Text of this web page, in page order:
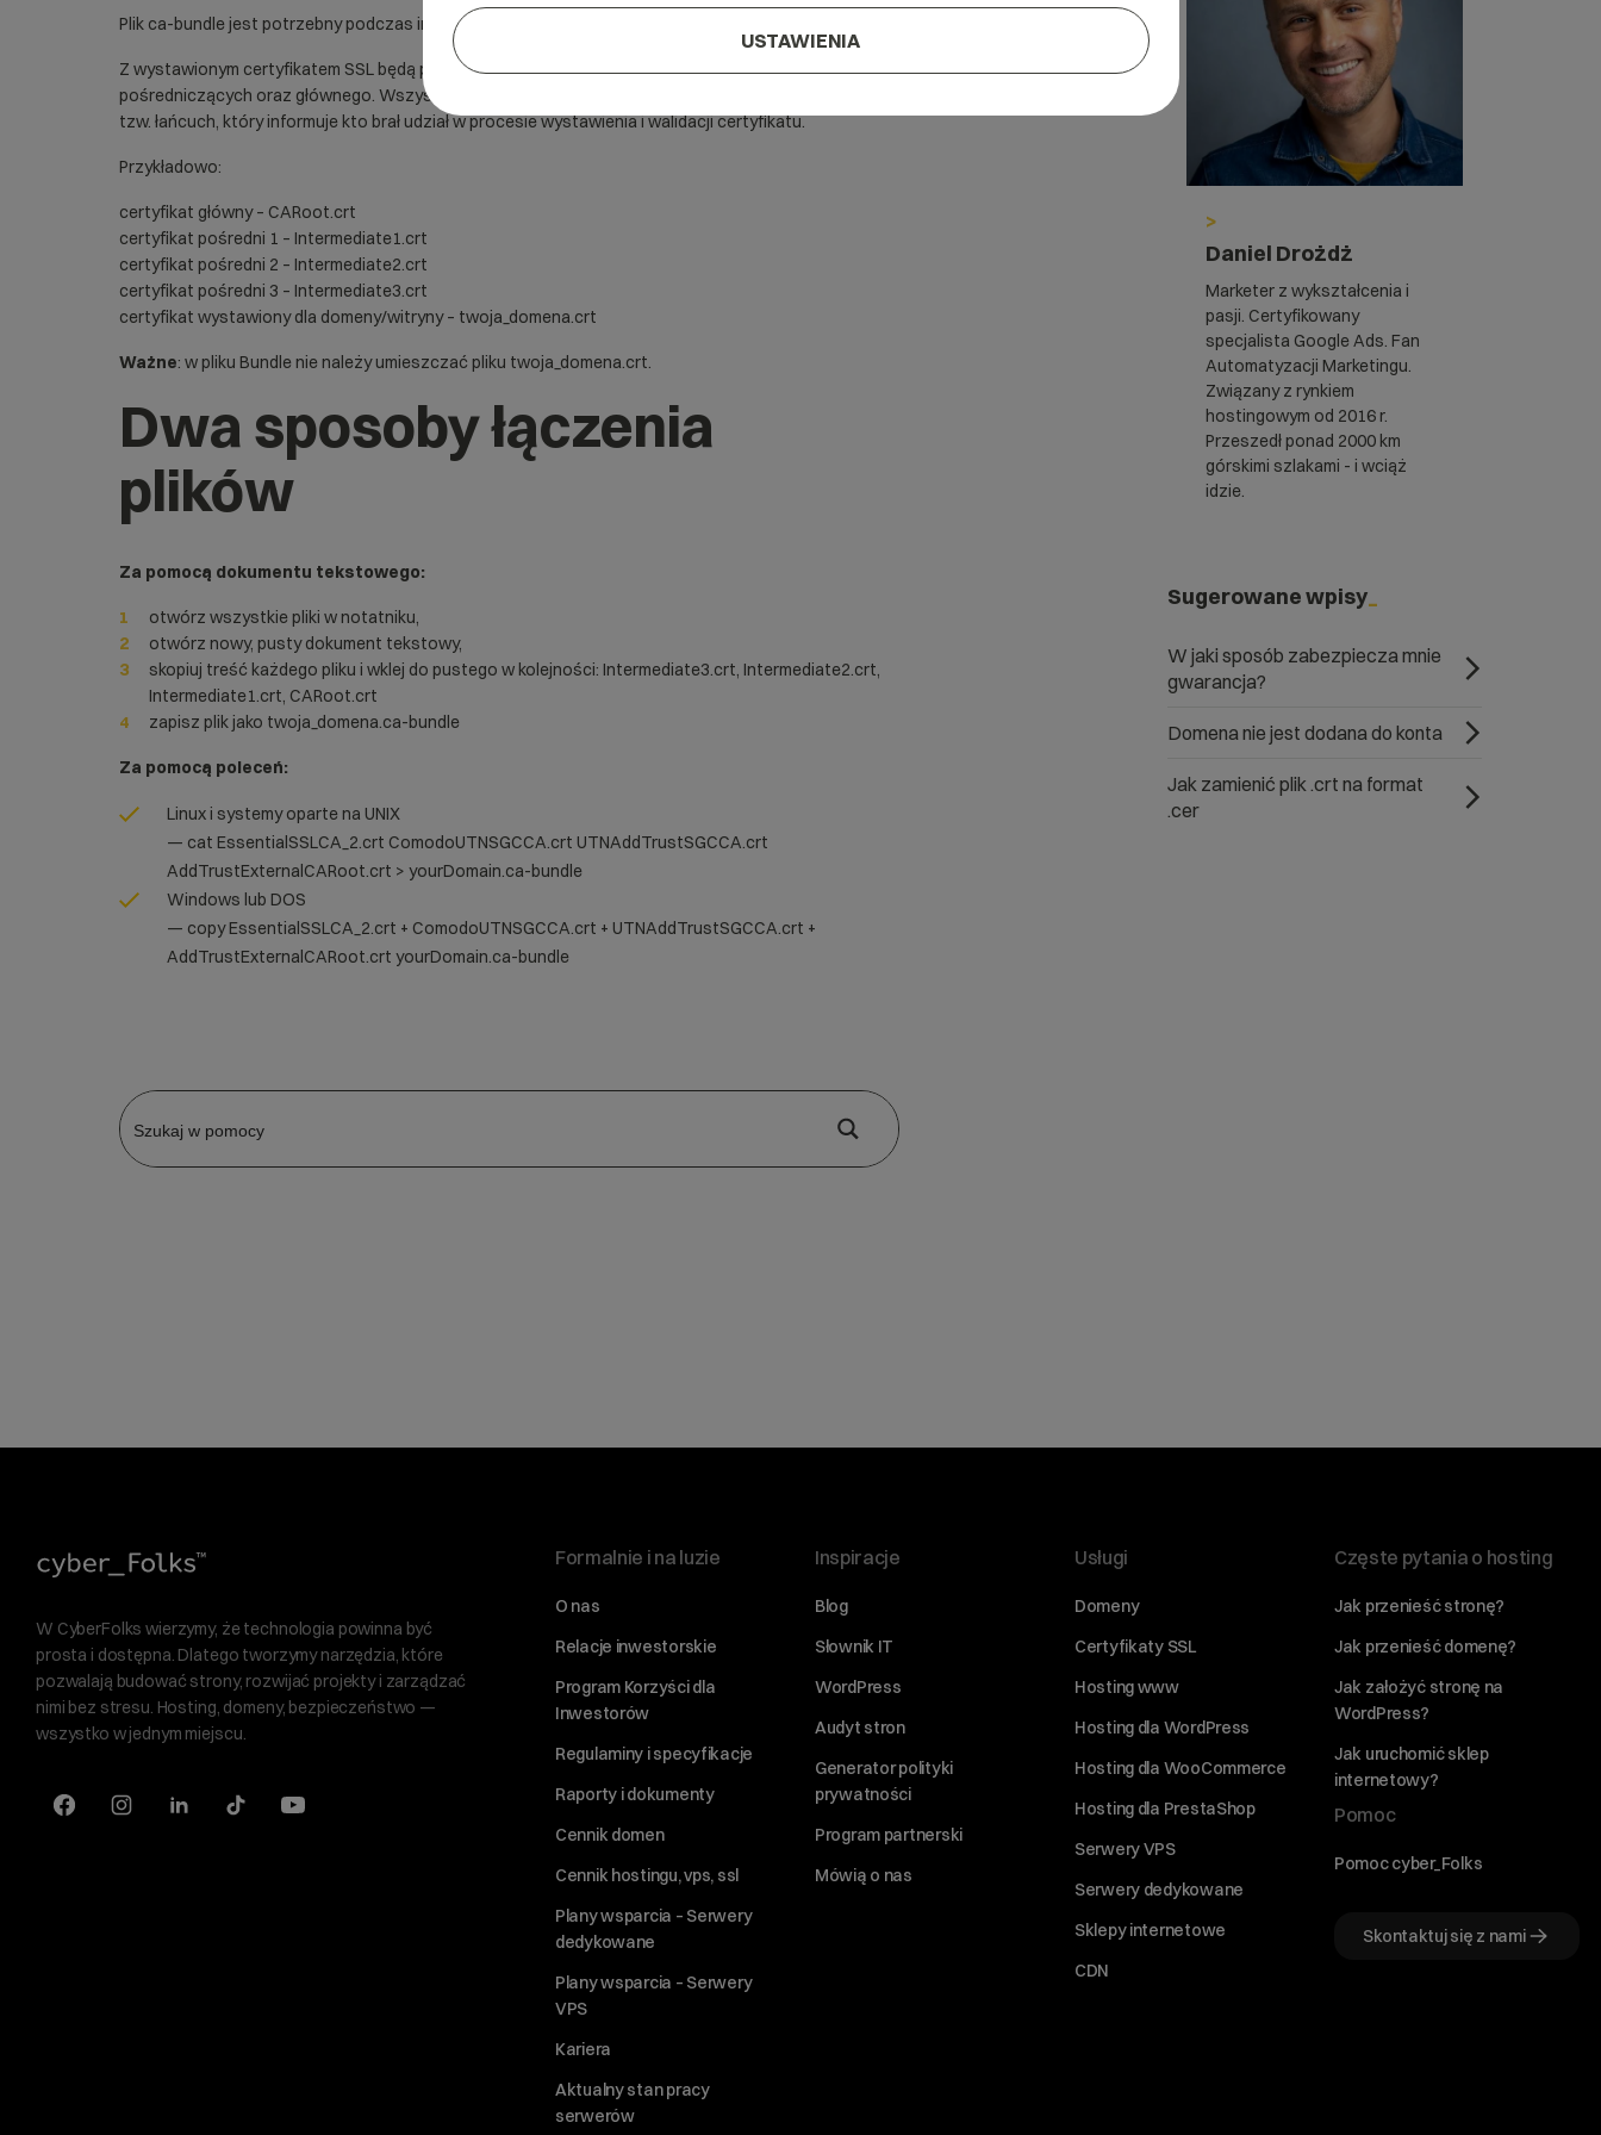
Plik ca-bundle jest potrzebny podczas instalacji
Z wystawionym certyfikatem SSL będą potrzebne do instalacji również pliki certyfikatów
pośredniczących oraz głównego. Wszystkie razem (prócz certyfikatu dla Twojej domeny) tworzą
tzw. łańcuch, który informuje kto brał udział w procesie wystawienia i walidacji certyfikatu.
Przykładowo:
certyfikat główny – CARoot.crt
certyfikat pośredni 1 – Intermediate1.crt
certyfikat pośredni 2 – Intermediate2.crt
certyfikat pośredni 3 – Intermediate3.crt
certyfikat wystawiony dla domeny/witryny – twoja_domena.crt
Ważne: w pliku Bundle nie należy umieszczać pliku twoja_domena.crt.
Dwa sposoby łączenia
plików
Za pomocą dokumentu tekstowego:
otwórz wszystkie pliki w notatniku,
otwórz nowy, pusty dokument tekstowy,
skopiuj treść każdego pliku i wklej do pustego w kolejności: Intermediate3.crt, Intermediate2.crt,
Intermediate1.crt, CARoot.crt
zapisz plik jako twoja_domena.ca-bundle
Za pomocą poleceń:
Linux i systemy oparte na UNIX
— cat EssentialSSLCA_2.crt ComodoUTNSGCCA.crt UTNAddTrustSGCCA.crt
AddTrustExternalCARoot.crt > yourDomain.ca-bundle
Windows lub DOS
— copy EssentialSSLCA_2.crt + ComodoUTNSGCCA.crt + UTNAddTrustSGCCA.crt +
AddTrustExternalCARoot.crt yourDomain.ca-bundle
>
Daniel Drożdż
Marketer z wykształcenia i
pasji. Certyfikowany
specjalista Google Ads. Fan
Automatyzacji Marketingu.
Związany z rynkiem
hostingowym od 2016 r.
Przeszedł ponad 2000 km
górskimi szlakami - i wciąż
idzie.
Sugerowane wpisy
W jaki sposób zabezpiecza mnie
gwarancja?
Domena nie jest dodana do konta
Jak zamienić plik .crt na format
.cer
W CyberFolks wierzymy, że technologia powinna być
prosta i dostępna. Dlatego tworzymy narzędzia, które
pozwalają budować strony, rozwijać projekty i zarządzać
nimi bez stresu. Hosting, domeny, bezpieczeństwo —
wszystko w jednym miejscu.
Formalnie i na luzie
O nas
Relacje inwestorskie
Program Korzyści dla
Inwestorów
Regulaminy i specyfikacje
Raporty i dokumenty
Cennik domen
Cennik hostingu, vps, ssl
Plany wsparcia – Serwery
dedykowane
Plany wsparcia – Serwery
VPS
Kariera
Aktualny stan pracy
serwerów
Inspiracje
Blog
Słownik IT
WordPress
Audyt stron
Generator polityki
prywatności
Program partnerski
Mówią o nas
Usługi
Domeny
Certyfikaty SSL
Hosting www
Hosting dla WordPress
Hosting dla WooCommerce
Hosting dla PrestaShop
Serwery VPS
Serwery dedykowane
Sklepy internetowe
CDN
Częste pytania o hosting
Jak przenieść stronę?
Jak przenieść domenę?
Jak założyć stronę na
WordPress?
Jak uruchomić sklep
internetowy?
Pomoc
Pomoc cyber_Folks
Skontaktuj się z nami
USTAWIENIA